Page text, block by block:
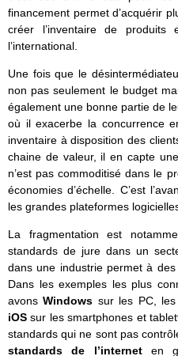
financement permet d’acquérir
créer l’inventaire de
l’international.
Une fois que le
non pas seulement le budget
également une bonne partie de
où il exacerbe la concurrence
inventaire à disposition des
chaine de valeur, il en capte
n’est pas commoditisé dans le
économies d’échelle. C’est
les grandes plateformes
La fragmentation est
standards de jure dans un
dans une industrie permet à des
Dans les exemples les plus
avonsWindows sur les PC, les
iOSsur les smartphones et
standards qui ne sont pas
standards de l’internet en